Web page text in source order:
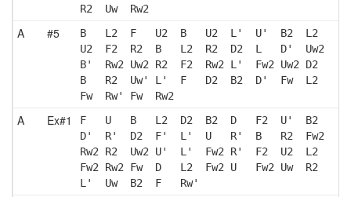
R2  Uw  Rw2
A #5
B   L2  F   U2  B   U2  L'  U'  B2  L2
U2  F2  R2  B   L2  R2  D2  L   D'  Uw2
B'  Rw2 Uw2 R2  F2  Rw2 L'  Fw2 Uw2 D2
B   R2  Uw' L'  F   D2  B2  D'  Fw  L2
Fw  Rw' Fw  Rw2
A Ex#1
F   U   B   L2  D2  B2  D   F2  U'  B2
D'  R'  D2  F'  L'  U   R'  B   R2  Fw2
Rw2 R2  Uw2 U'  L'  Fw2 R'  F2  U2  L2
Fw2 Rw2 Fw  D   L2  Fw2 U   Fw2 Uw  R2
L'  Uw  B2  F   Rw'